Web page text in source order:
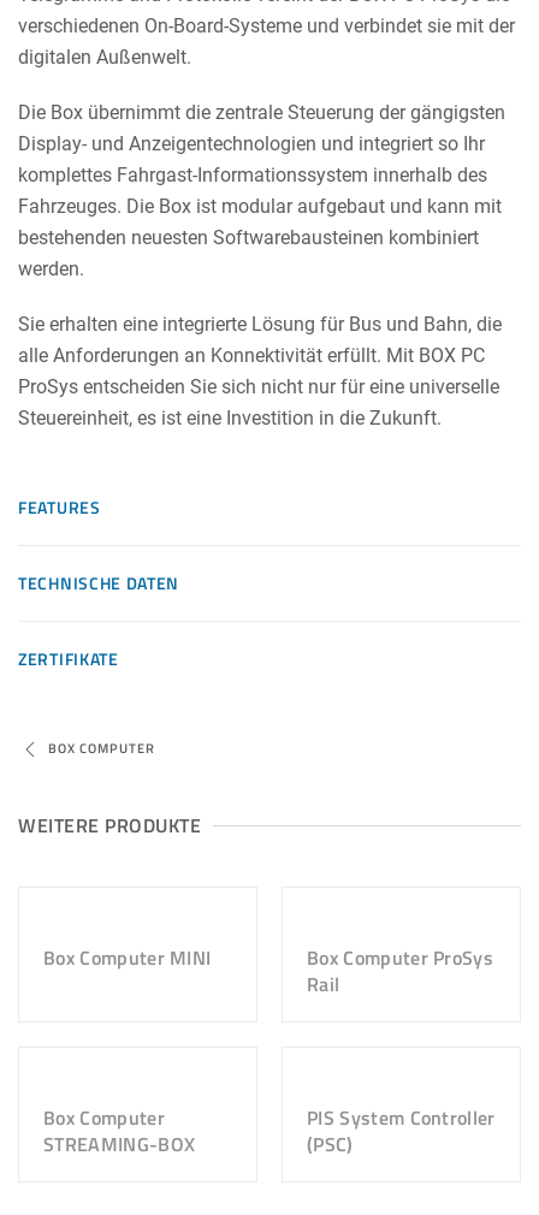
verschiedenen On-Board-Systeme und verbindet sie mit der
digitalen Außenwelt.
Die Box übernimmt die zentrale Steuerung der gängigsten
Display- und Anzeigentechnologien und integriert so Ihr
komplettes Fahrgast-Informationssystem innerhalb des
Fahrzeuges. Die Box ist modular aufgebaut und kann mit
bestehenden neuesten Softwarebausteinen kombiniert
werden.
Sie erhalten eine integrierte Lösung für Bus und Bahn, die
alle Anforderungen an Konnektivität erfüllt. Mit BOX PC
ProSys entscheiden Sie sich nicht nur für eine universelle
Steuereinheit, es ist eine Investition in die Zukunft.
FEATURES
TECHNISCHE DATEN
ZERTIFIKATE
BOX COMPUTER
WEITERE PRODUKTE
Box Computer MINI
Box Computer ProSys
Rail
Box Computer
STREAMING-BOX
PIS System Controller
(PSC)